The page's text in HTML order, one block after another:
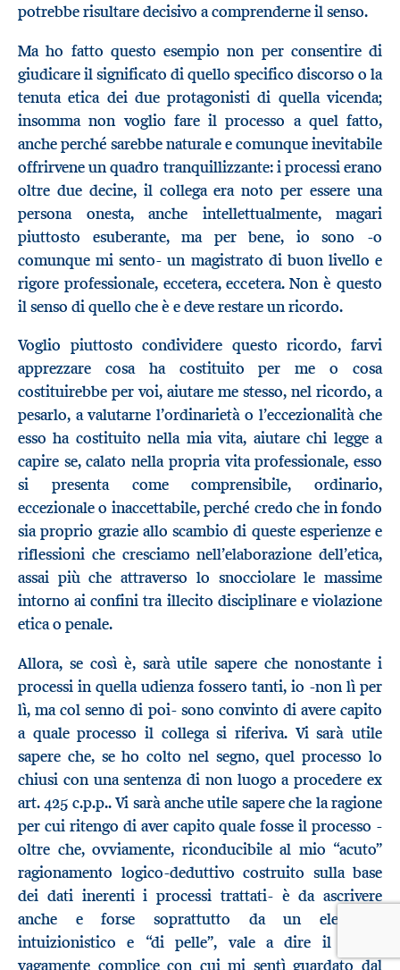
potrebbe risultare decisivo a comprenderne il senso.
Ma ho fatto questo esempio non per consentire di
giudicare il significato di quello specifico discorso o la
tenuta etica dei due protagonisti di quella vicenda;
insomma non voglio fare il processo a quel fatto,
anche perché sarebbe naturale e comunque inevitabile
offrirvene un quadro tranquillizzante: i processi erano
oltre due decine, il collega era noto per essere una
persona onesta, anche intellettualmente, magari
piuttosto esuberante, ma per bene, io sono -o
comunque mi sento- un magistrato di buon livello e
rigore professionale, eccetera, eccetera. Non è questo
il senso di quello che è e deve restare un ricordo.
Voglio piuttosto condividere questo ricordo, farvi
apprezzare cosa ha costituito per me o cosa
costituirebbe per voi, aiutare me stesso, nel ricordo, a
pesarlo, a valutarne l’ordinarietà o l’eccezionalità che
esso ha costituito nella mia vita, aiutare chi legge a
capire se, calato nella propria vita professionale, esso
si presenta come comprensibile, ordinario,
eccezionale o inaccettabile, perché credo che in fondo
sia proprio grazie allo scambio di queste esperienze e
riflessioni che cresciamo nell’elaborazione dell’etica,
assai più che attraverso lo snocciolare le massime
intorno ai confini tra illecito disciplinare e violazione
etica o penale.
Allora, se così è, sarà utile sapere che nonostante i
processi in quella udienza fossero tanti, io -non lì per
lì, ma col senno di poi- sono convinto di avere capito
a quale processo il collega si riferiva. Vi sarà utile
sapere che, se ho colto nel segno, quel processo lo
chiusi con una sentenza di non luogo a procedere ex
art. 425 c.p.p.. Vi sarà anche utile sapere che la ragione
per cui ritengo di aver capito quale fosse il processo -
oltre che, ovviamente, riconducibile al mio “acuto”
ragionamento logico-deduttivo costruito sulla base
dei dati inerenti i processi trattati- è da ascrivere
anche e forse soprattutto da un elemento
intuizionistico e “di pelle”, vale a dire il modo
vagamente complice con cui mi sentì guardato dal